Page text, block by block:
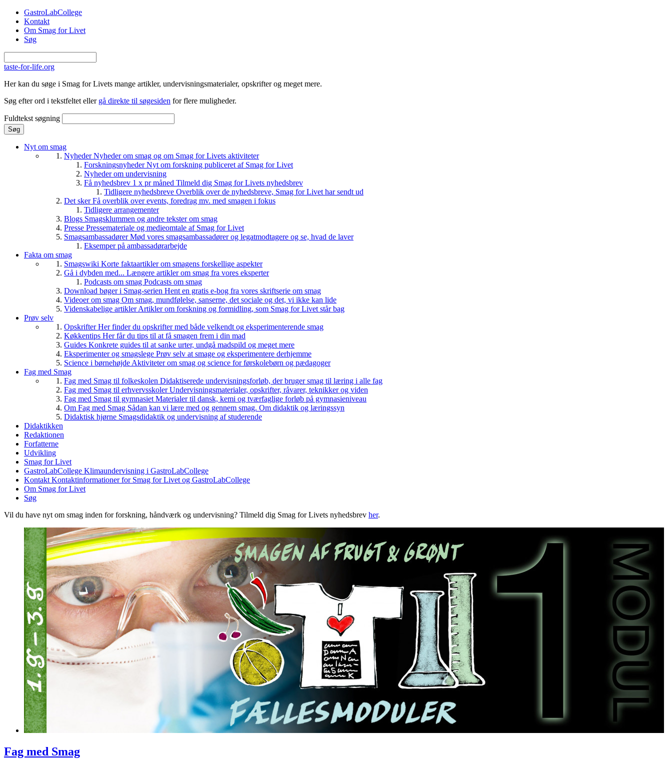
Gå til hovedindhold
GastroLabCollege
Kontakt
Om Smag for Livet
Søg
taste-for-life.org
Her kan du søge i Smag for Livets mange artikler, undervisningsmaterialer, opskrifter og meget mere.
Søg efter ord i tekstfeltet eller gå direkte til søgesiden for flere muligheder.
Fuldtekst søgning
Nyt om smag
NyhederNyheder om smag og om Smag for Livets aktiviteter
ForskningsnyhederNyt om forskning publiceret af Smag for Livet
Nyheder om undervisning
Få nyhedsbrev 1 x pr måned Tilmeld dig Smag for Livets nyhedsbrev
Tidligere nyhedsbreve Overblik over de nyhedsbreve, Smag for Livet har sendt ud
Det skerFå overblik over events, foredrag mv. med smagen i fokus
Tidligere arrangementer
Blogs Smagsklummen og andre tekster om smag
Presse Pressemateriale og medieomtale af Smag for Livet
SmagsambassadørerMød vores smagsambassadører og legatmodtagere og se, hvad de laver
Eksemper på ambassadørarbejde
Fakta om smag
Smagswiki Korte faktaartikler om smagens forskellige aspekter
Gå i dybden med... Længere artikler om smag fra vores eksperter
Podcasts om smag Podcasts om smag
Download bøger i Smag-serien Hent en gratis e-bog fra vores skriftserie om smag
Videoer om smag Om smag, mundfølelse, sanserne, det sociale og det, vi ikke kan lide
Videnskabelige artiklerArtikler om forskning og formidling, som Smag for Livet står bag
Prøv selv
OpskrifterHer finder du opskrifter med både velkendt og eksperimenterende smag
Køkkentips Her får du tips til at få smagen frem i din mad
Guides Konkrete guides til at sanke urter, undgå madspild og meget mere
Eksperimenter og smagslege Prøv selv at smage og eksperimentere derhjemme
Science i børnehøjde Aktiviteter om smag og science for førskolebørn og pædagoger
Fag med Smag
Fag med Smag til folkeskolen Didaktiserede undervisningsforløb, der bruger smag til læring i alle fag
Fag med Smag til erhvervsskolerUndervisningsmaterialer, opskrifter, råvarer, teknikker og viden
Fag med Smag til gymnasiet Materialer til dansk, kemi og tværfaglige forløb på gymnasieniveau
Om Fag med Smag Sådan kan vi lære med og gennem smag. Om didaktik og læringssyn
Didaktisk hjørne Smagsdidaktik og undervisning af studerende
Didaktikken
Redaktionen
Forfatterne
Udvikling
Smag for Livet
GastroLabCollege Klimaundervisning i GastroLabCollege
Kontakt Kontaktinformationer for Smag for Livet og GastroLabCollege
Om Smag for Livet
Søg
Vil du have nyt om smag inden for forskning, håndværk og undervisning? Tilmeld dig Smag for Livets nyhedsbrev her.
Fag med Smag